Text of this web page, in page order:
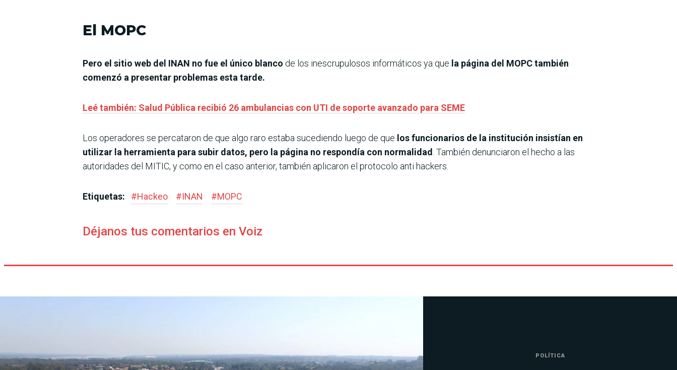
El MOPC
Pero el sitio web del INAN no fue el único blanco de los inescrupulosos informáticos ya que la página del MOPC también
comenzó a presentar problemas esta tarde.
Leé también: Salud Pública recibió 26 ambulancias con UTI de soporte avanzado para SEME
Los operadores se percataron de que algo raro estaba sucediendo luego de que los funcionarios de la institución insistían en
utilizar la herramienta para subir datos, pero la página no respondía con normalidad. También denunciaron el hecho a las
autoridades del MITIC, y como en el caso anterior, también aplicaron el protocolo anti hackers.
Etiquetas: #Hackeo #INAN #MOPC
Déjanos tus comentarios en Voiz
POLÍTICA